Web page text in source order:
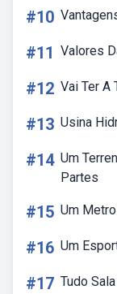
#10
#11 Valores
#12 Vai Ter A
#13 Usina
#14 Um
Partes
#15 Um
#16 Um
#17 Tudo